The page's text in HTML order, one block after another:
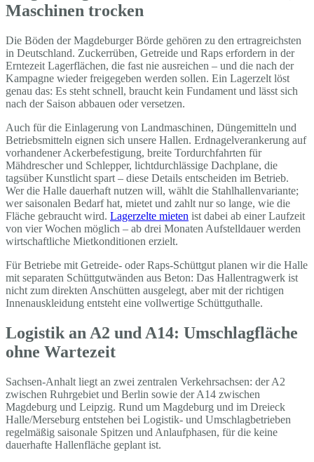
Maschinen trocken
Die Böden der Magdeburger Börde gehören zu den ertragreichsten
in Deutschland. Zuckerrüben, Getreide und Raps erfordern in der
Erntezeit Lagerflächen, die fast nie ausreichen – und die nach der
Kampagne wieder freigegeben werden sollen. Ein Lagerzelt löst
genau das: Es steht schnell, braucht kein Fundament und lässt sich
nach der Saison abbauen oder versetzen.
Auch für die Einlagerung von Landmaschinen, Düngemitteln und
Betriebsmitteln eignen sich unsere Hallen. Erdnagelverankerung auf
vorhandener Ackerbefestigung, breite Tordurchfahrten für
Mähdrescher und Schlepper, lichtdurchlässige Dachplane, die
tagsüber Kunstlicht spart – diese Details entscheiden im Betrieb.
Wer die Halle dauerhaft nutzen will, wählt die Stahlhallenvariante;
wer saisonalen Bedarf hat, mietet und zahlt nur so lange, wie die
Fläche gebraucht wird. Lagerzelte mieten ist dabei ab einer Laufzeit
von vier Wochen möglich – ab drei Monaten Aufstelldauer werden
wirtschaftliche Mietkonditionen erzielt.
Für Betriebe mit Getreide- oder Raps-Schüttgut planen wir die Halle
mit separaten Schüttgutwänden aus Beton: Das Hallentragwerk ist
nicht zum direkten Anschütten ausgelegt, aber mit der richtigen
Innenauskleidung entsteht eine vollwertige Schüttguthalle.
Logistik an A2 und A14: Umschlagfläche
ohne Wartezeit
Sachsen-Anhalt liegt an zwei zentralen Verkehrsachsen: der A2
zwischen Ruhrgebiet und Berlin sowie der A14 zwischen
Magdeburg und Leipzig. Rund um Magdeburg und im Dreieck
Halle/Merseburg entstehen bei Logistik- und Umschlagbetrieben
regelmäßig saisonale Spitzen und Anlaufphasen, für die keine
dauerhafte Hallenfläche geplant ist.